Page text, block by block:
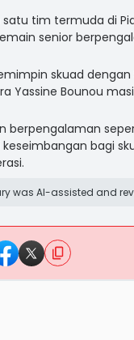
satu tim termuda di
senior
skuad
Yassine Bounou
berpengalaman
bagi
was AI-assisted and